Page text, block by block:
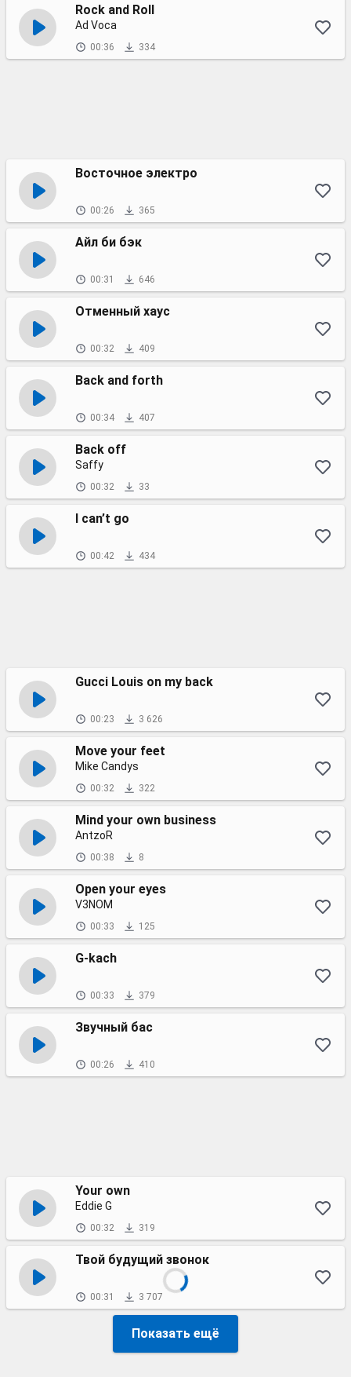
Rock and Roll
Ad Voca
00:36 334
Восточное электро
00:26 365
Айл би бэк
00:31 646
Отменный хаус
00:32 409
Back and forth
00:34 407
Back off
Saffy
00:32 33
I can’t go
00:42 434
Gucci Louis on my back
00:23 3 626
Move your feet
Mike Candys
00:32 322
Mind your own business
AntzoR
00:38 8
Open your eyes
V3NOM
00:33 125
G-kach
00:33 379
Звучный бас
00:26 410
Your own
Eddie G
00:32 319
Твой будущий звонок
00:31 3 707
Показать ещё